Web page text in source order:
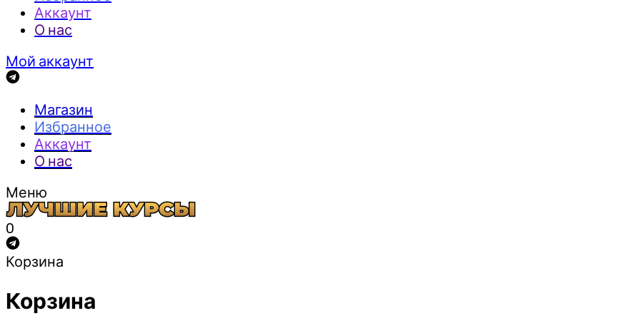
Аккаунт
О нас
Мой аккаунт
Магазин
Избранное
Аккаунт
О нас
Меню
0
Корзина
Корзина